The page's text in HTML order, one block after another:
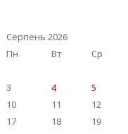
Серпень 2026
Пн
Вт Ср
3
4 5
10
11 12
17
18 19